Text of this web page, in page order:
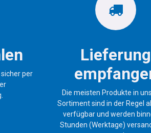
per
Lieferung
Die meisten Produkte in
Sortiment sind in der Regel
verfügbar und werden
Stunden (Werktage)